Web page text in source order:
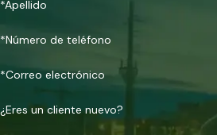
*Apellido
*Número de teléfono
*Correo electrónico
¿Eres un cliente nuevo?